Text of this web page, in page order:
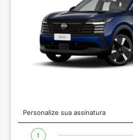
Personalize sua assinatura
1